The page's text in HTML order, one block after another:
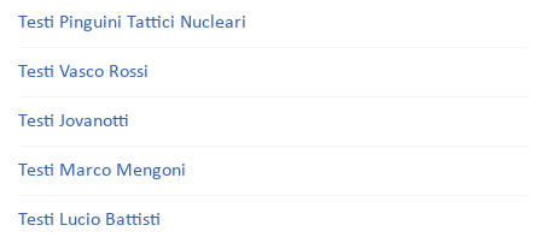
Testi Pinguini Tattici Nucleari
Testi Vasco Rossi
Testi Jovanotti
Testi Marco Mengoni
Testi Lucio Battisti